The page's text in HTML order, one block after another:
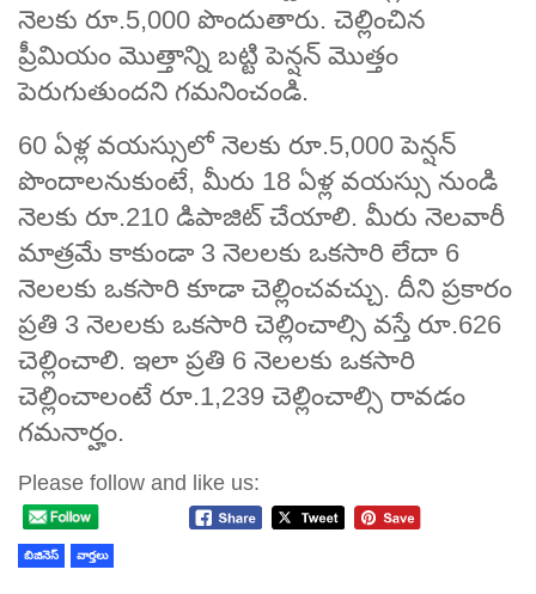
నెలకు రూ.5,000 పొందుతారు. చెల్లించిన
ప్రీమియం మొత్తాన్ని బట్టి పెన్షన్ మొత్తం
పెరుగుతుందని గమనించండి.
60 ఏళ్ల వయస్సులో నెలకు రూ.5,000 పెన్షన్
పొందాలనుకుంటే, మీరు 18 ఏళ్ల వయస్సు నుండి
నెలకు రూ.210 డిపాజిట్‌ చేయాలి. మీరు నెలవారీ
మాత్రమే కాకుండా 3 నెలలకు ఒకసారి లేదా 6
నెలలకు ఒకసారి కూడా చెల్లించవచ్చు. దీని ప్రకారం
ప్రతి 3 నెలలకు ఒకసారి చెల్లించాల్సి వస్తే రూ.626
చెల్లించాలి. ఇలా ప్రతి 6 నెలలకు ఒకసారి
చెల్లించాలంటే రూ.1,239 చెల్లించాల్సి రావడం
గమనార్హం.
Please follow and like us:
బిజినెస్ వార్తలు